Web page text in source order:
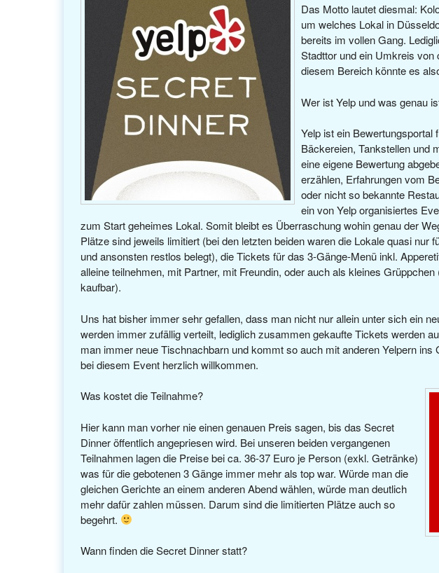
Das Motto lautet diesmal:
um welches Lokal in
bereits im vollen Gang.
Stadttor und ein Umkreis
diesem Bereich könnte es
Wer ist Yelp und was genau
Yelp ist ein
Bäckereien, Tankstellen und
eine eigene Bewertung
erzählen, Erfahrungen vom
oder nicht so bekannte
ein von Yelp organisiertes
zum Start geheimes Lokal. Somit bleibt es Überraschung wohin genau der
Plätze sind jeweils limitiert (bei den letzten beiden waren die Lokale quasi nur
und ansonsten restlos belegt), die Tickets für das 3-Gänge-Menü inkl.
alleine teilnehmen, mit Partner, mit Freundin, oder auch als kleines
kaufbar).
Uns hat bisher immer sehr gefallen, dass man nicht nur allein unter sich ein
werden immer zufällig verteilt, lediglich zusammen gekaufte Tickets werden
man immer neue Tischnachbarn und kommt so auch mit anderen Yelpern
bei diesem Event herzlich willkommen.
Was kostet die Teilnahme?
Hier kann man vorher nie einen genauen Preis sagen, bis das Secret
Dinner öffentlich angepriesen wird. Bei unseren beiden vergangenen
Teilnahmen lagen die Preise bei ca. 36-37 Euro je Person (exkl. Getränke)
was für die gebotenen 3 Gänge immer mehr als top war. Würde man die
gleichen Gerichte an einem anderen Abend wählen, würde man deutlich
mehr dafür zahlen müssen. Darum sind die limitierten Plätze auch so
begehrt.
Wann finden die Secret Dinner statt?